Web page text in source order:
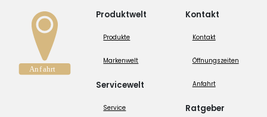
Produktwelt
Produkte
Markenwelt
Servicewelt
Service
Kontakt
Kontakt
Öffnungszeiten
Anfahrt
Ratgeber